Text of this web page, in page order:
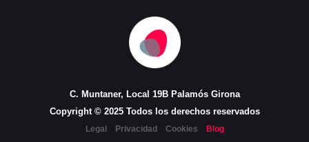
C. Muntaner, Local 19B Palamós Girona
Copyright © 2025 Todos los derechos reservados
Legal Privacidad Cookies Blog